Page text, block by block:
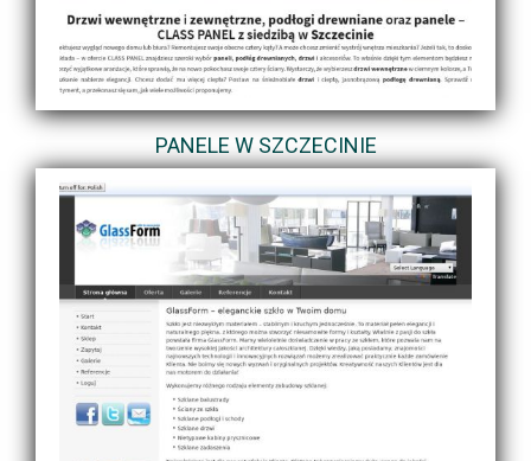
PANELE W SZCZECINIE